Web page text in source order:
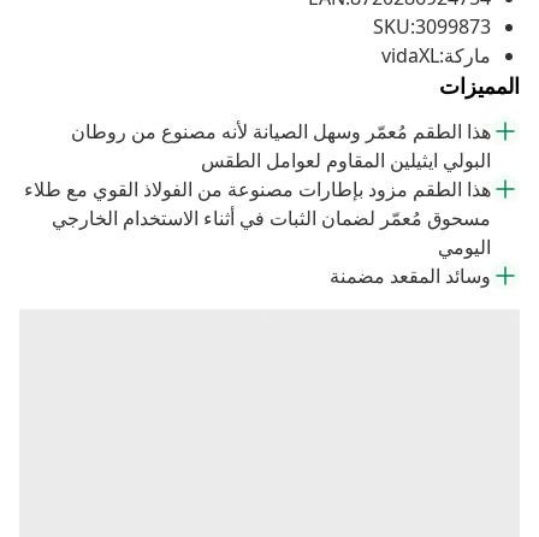
SKU:3099873
ماركة:vidaXL
المميزات
هذا الطقم مُعمّر وسهل الصيانة لأنه مصنوع من روطان
البولي ايثيلين المقاوم لعوامل الطقس
هذا الطقم مزود بإطارات مصنوعة من الفولاذ القوي مع طلاء
مسحوق مُعمّر لضمان الثبات في أثناء الاستخدام الخارجي
اليومي
وسائد المقعد مضمنة